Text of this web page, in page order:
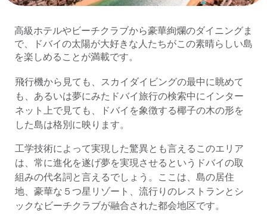
高級ホテルやビーチクラブから豪華絢爛のダイニングま
で、ドバイの太陽が大好きな人たちがこの素晴らしい島
を楽しめることが満載です。
飛行機から見ても、スカイダイビングの最中に眺めて
も、あるいは夢にみたドバイ旅行の検索中にインター
ネット上で見ても、ドバイを象徴する椰子の木の形を
した島は格別に映ります。
工学技術によって実現した驚異とも言えるこのエリア
は、常に進化を遂げ夢を実現させるというドバイの取
組みの代名詞と言えるでしょう。ここは、島の居住
地、豪華な５つ星リゾート、流行りのレストランとシ
ックなビーチクラブが融合された都会地区です。